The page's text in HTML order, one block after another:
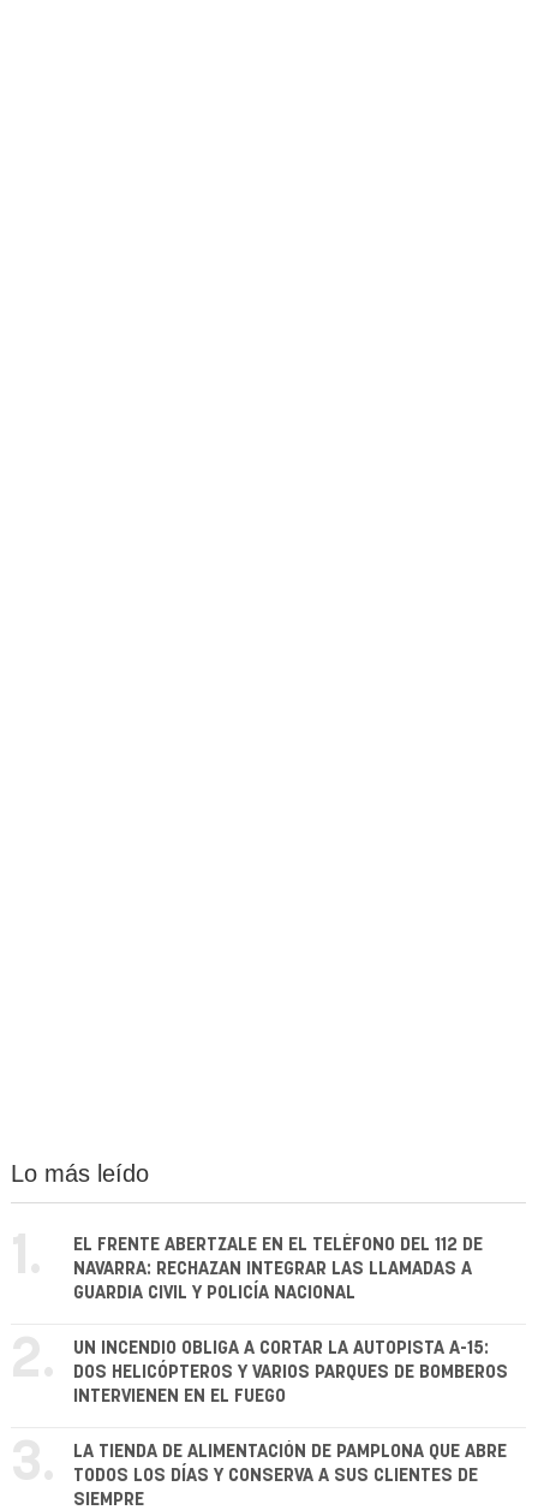
Lo más leído
1.
EL FRENTE ABERTZALE EN EL TELÉFONO DEL 112 DE
NAVARRA: RECHAZAN INTEGRAR LAS LLAMADAS A
GUARDIA CIVIL Y POLICÍA NACIONAL
2.
UN INCENDIO OBLIGA A CORTAR LA AUTOPISTA A-15:
DOS HELICÓPTEROS Y VARIOS PARQUES DE BOMBEROS
INTERVIENEN EN EL FUEGO
3.
LA TIENDA DE ALIMENTACIÓN DE PAMPLONA QUE ABRE
TODOS LOS DÍAS Y CONSERVA A SUS CLIENTES DE
SIEMPRE